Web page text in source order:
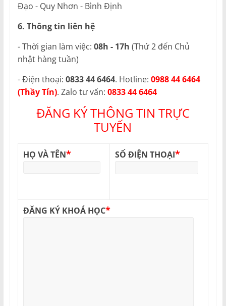
Đạo - Quy Nhơn - Bình Định
6. Thông tin liên hệ
- Thời gian làm việc: 08h - 17h (Thứ 2 đến Chủ
nhật hàng tuần)
- Điện thoại: 0833 44 6464. Hotline: 0988 44 6464
(Thầy Tín). Zalo tư vấn: 0833 44 6464
ĐĂNG KÝ THÔNG TIN TRỰC
TUYẾN
HỌ VÀ TÊN* SỐ ĐIỆN THOẠI*
ĐĂNG KÝ KHOÁ HỌC*